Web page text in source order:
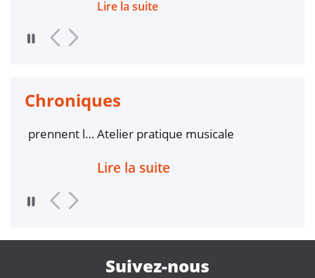
Chroniques
Atelier pratique musicale
Lire la suite
Suivez-nous